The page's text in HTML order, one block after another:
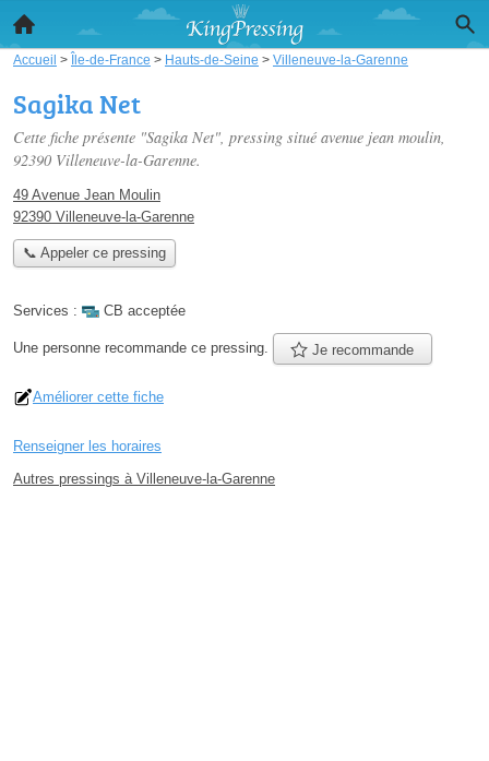
Accueil > Île-de-France > Hauts-de-Seine > Villeneuve-la-Garenne
Sagika Net
Cette fiche présente "Sagika Net", pressing situé avenue jean moulin,
92390 Villeneuve-la-Garenne.
49 Avenue Jean Moulin
92390 Villeneuve-la-Garenne
📞 Appeler ce pressing
Services : CB acceptée
Une personne recommande ce pressing. Je recommande
Améliorer cette fiche
Renseigner les horaires
Autres pressings à Villeneuve-la-Garenne